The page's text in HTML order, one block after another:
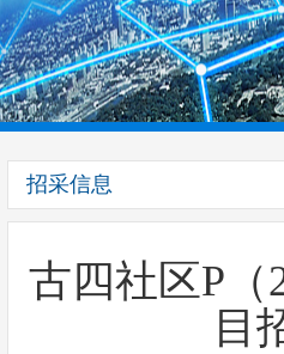
招采信息
古四社区P（
目